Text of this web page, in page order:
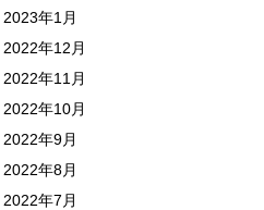
2023年1月
2022年12月
2022年11月
2022年10月
2022年9月
2022年8月
2022年7月